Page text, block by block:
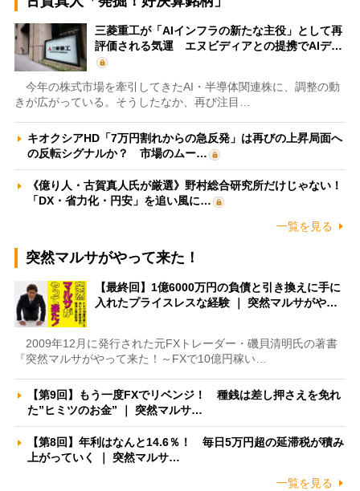
三菱重工が「AIインフラの新たな主役」として再
評価される気運 エヌビディアとの提携でAIデ…
今年の株式市場を牽引してきたAI・半導体関連株に、調整の動
きが広がっている。そうしたなか、再び注目…
キオクシアHD「7万円割れからの急反発」は再びの上昇局面へ
の反転シグナルか？ 市場のムー…
《億り人・古賀真人氏が厳選》野村総合研究所だけじゃない！
「DX・省力化・円安」を追い風に…
一覧を見る
突然マルサがやって来た！
【最終回】1億6000万円の負債と引き換えに手に
入れたプライスレスな経験 ｜ 突然マルサがや…
2009年12月に発行された元FXトレーダー・磯貝清明氏の著書
『突然マルサがやって来た！～FXで10億円稼い…
【第9回】もう一度FXでリベンジ！ 種銭は差し押さえを免れ
た”ヒミツのお金” ｜ 突然マルサ…
【第8回】年利はなんと14.6％！ 毎日5万円超の延滞税が積み
上がっていく ｜ 突然マルサ…
一覧を見る